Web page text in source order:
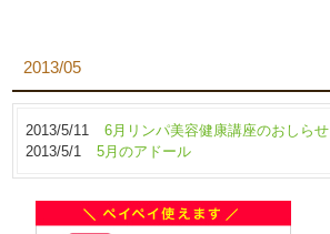
2013/05
2013/5/11
6月リンパ美容健康講座のおしらせ
2013/5/1
5月のアドール